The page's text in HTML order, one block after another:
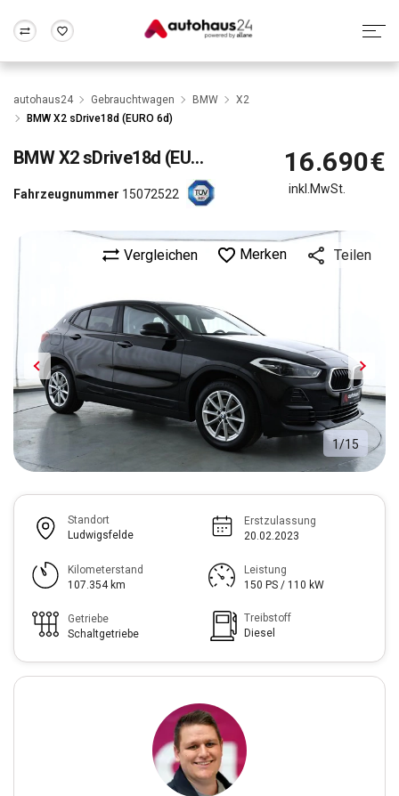
Zum Antrag
Wir bewerten dein Auto
Alle Fragen & Antworten
Rund um die Inzahlungnahme
FrankfurtWuppertal
autohaus24 Gebrauchtwagen BMW
X2
BMW X2 sDrive18d (EURO 6d)
BMWX2 sDrive18d (EURO 6d)
Fahrzeugnummer 15072522
Vergleichen Merken Teilen
16.690€
inkl.MwSt.
1/15
Standort
Ludwigsfelde
Erstzulassung
20.02.2023
Kilometerstand
107.354 km
Leistung
150 PS / 110 kW
Getriebe
Schaltgetriebe
Treibstoff
Diesel